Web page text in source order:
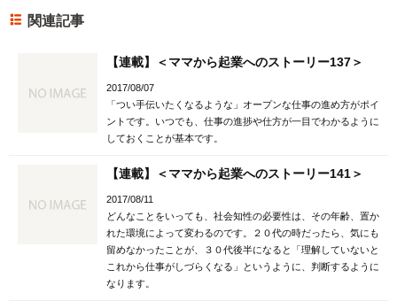
関連記事
【連載】＜ママから起業へのストーリー137＞
2017/08/07
「つい手伝いたくなるような」オープンな仕事の進め方がポイ
ントです。いつでも、仕事の進捗や仕方が一目でわかるように
しておくことが基本です。
【連載】＜ママから起業へのストーリー141＞
2017/08/11
どんなことをいっても、社会知性の必要性は、その年齢、置か
れた環境によって変わるのです。２０代の時だったら、気にも
留めなかったことが、３０代後半になると「理解していないと
これから仕事がしづらくなる」というように、判断するように
なります。